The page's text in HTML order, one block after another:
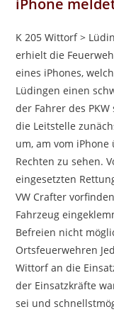
iPhone
K 205 Wittorf >
erhielt die
eines iPhones,
Lüdingen einen
der Fahrer des
die Leitstelle
um, am vom
Rechten zu sehen.
eingesetzten
VW Crafter
Fahrzeug
Befreien nicht
Ortsfeuerwehren
Wittorf an die
der Einsatzkräfte
sei und